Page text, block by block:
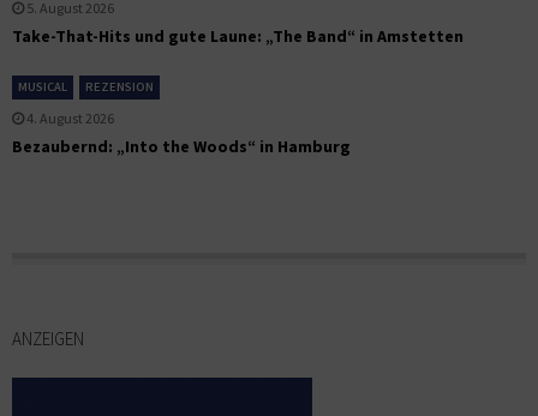
5. August 2026
Take-That-Hits und gute Laune: „The Band“ in Amstetten
MUSICAL REZENSION
4. August 2026
Bezaubernd: „Into the Woods“ in Hamburg
ANZEIGEN